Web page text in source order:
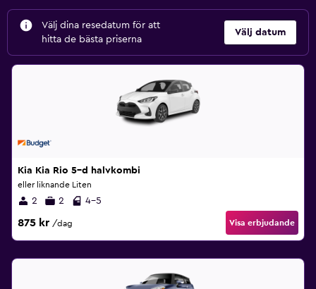
Välj dina resedatum för att
hitta de bästa priserna
Välj datum
Kia Kia Rio 5–d halvkombi
eller liknande Liten
2 2 4-5
875 kr /dag Visa erbjudande